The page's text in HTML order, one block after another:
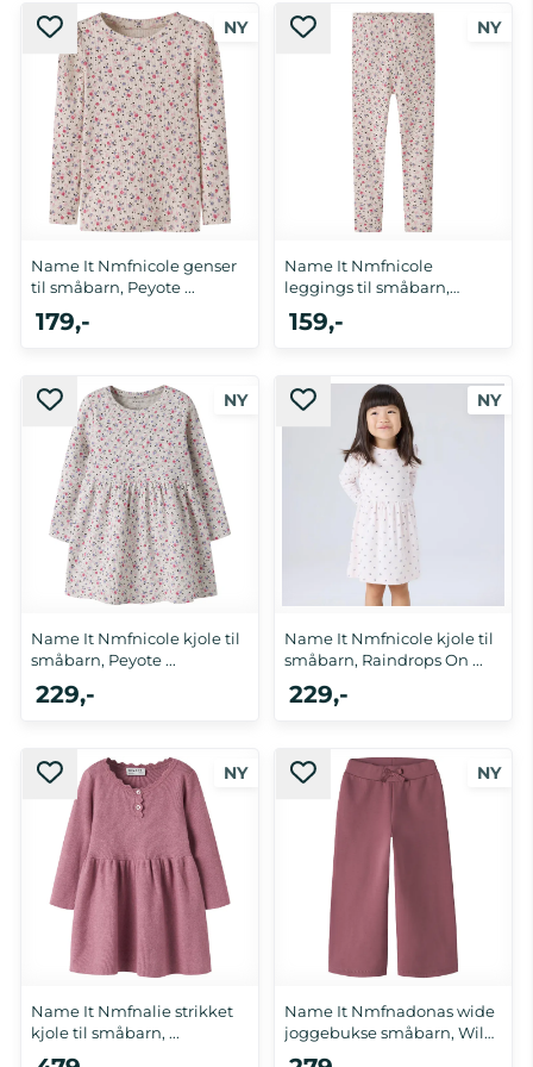
Name It Nmfnicole genser
til småbarn, Peyote ...
179,-
Name It Nmfnicole
leggings til småbarn,
Peyote ...
159,-
Name It Nmfnicole kjole til
småbarn, Peyote ...
229,-
Name It Nmfnicole kjole til
småbarn, Raindrops On ...
229,-
Name It Nmfnalie strikket
kjole til småbarn, ...
Name It Nmfnadonas wide
joggebukse småbarn, Wild
...